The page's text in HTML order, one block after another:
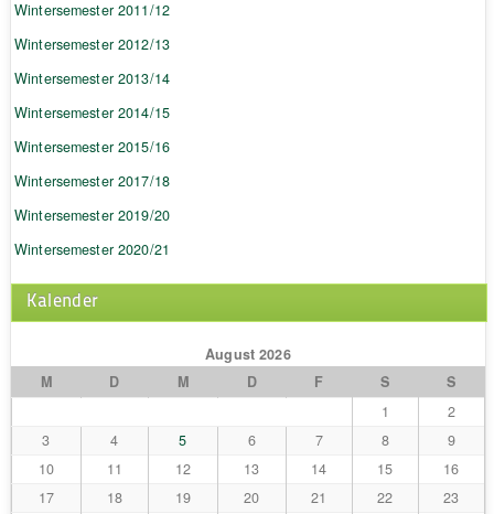
Wintersemester 2011/12
Wintersemester 2012/13
Wintersemester 2013/14
Wintersemester 2014/15
Wintersemester 2015/16
Wintersemester 2017/18
Wintersemester 2019/20
Wintersemester 2020/21
Kalender
August 2026
M
D M D F S
S
1
2
3
4 5 6 7 8
9
10
11 12 13 14 15
16
17
18 19 20 21 22
23